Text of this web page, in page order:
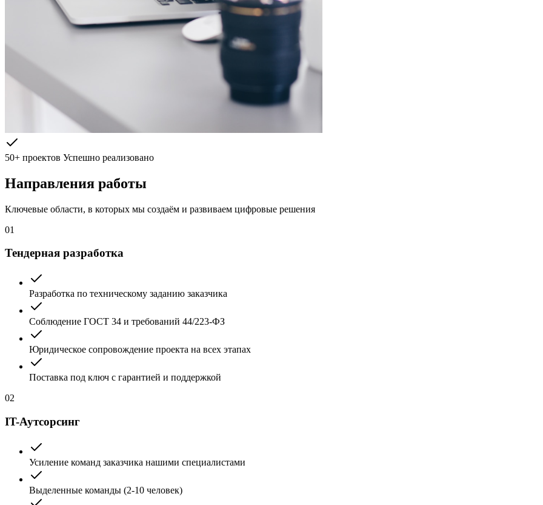
50+ проектов Успешно реализовано
Направления работы
Ключевые области, в которых мы создаём и развиваем цифровые решения
01
Тендерная разработка
Разработка по техническому заданию заказчика
Соблюдение ГОСТ 34 и требований 44/223-ФЗ
Юридическое сопровождение проекта на всех этапах
Поставка под ключ с гарантией и поддержкой
02
IT-Аутсорсинг
Усиление команд заказчика нашими специалистами
Выделенные команды (2-10 человек)